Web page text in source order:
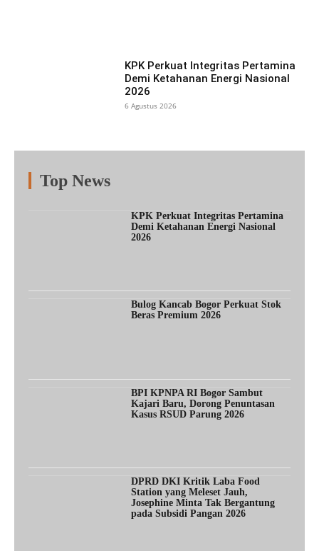
KPK Perkuat Integritas Pertamina
Demi Ketahanan Energi Nasional
2026
6 Agustus 2026
Top News
KPK Perkuat Integritas Pertamina
Demi Ketahanan Energi Nasional
2026
Bulog Kancab Bogor Perkuat Stok
Beras Premium 2026
BPI KPNPA RI Bogor Sambut
Kajari Baru, Dorong Penuntasan
Kasus RSUD Parung 2026
DPRD DKI Kritik Laba Food
Station yang Meleset Jauh,
Josephine Minta Tak Bergantung
pada Subsidi Pangan 2026